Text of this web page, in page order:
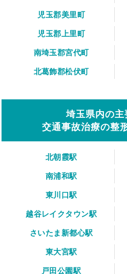
児玉郡美里町
児玉郡上里町
南埼玉郡宮代町
北葛飾郡松伏町
埼玉県内の主
交通事故治療の整
北朝霞駅
南浦和駅
東川口駅
越谷レイクタウン駅
さいたま新都心駅
東大宮駅
戸田公園駅